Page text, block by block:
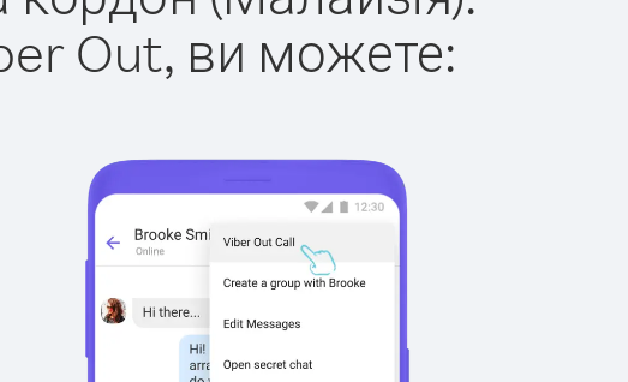
Out, ви можете: